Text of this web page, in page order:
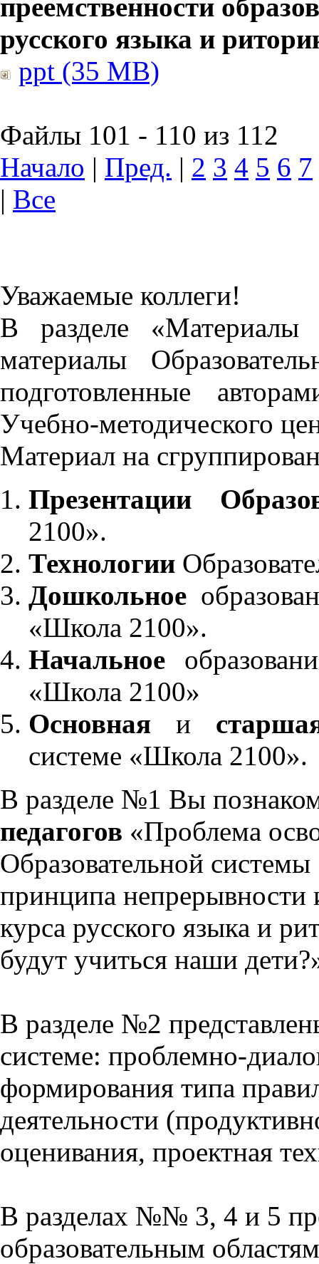
преемственности
русского языка и
ppt (35 MB)
Файлы 101 - 110 из 112
Начало | Пред. | 2 3 4 5 6 7
| Все
Уважаемые коллеги!
В разделе «Материалы
материалы
подготовленные
Учебно-методического
Материал на
Презентации
2100».
Технологии
Дошкольное
«Школа 2100».
Начальное
«Школа 2100»
Основнаяи
системе «Школа 2100».
В разделе №1 Вы
педагогов «Проблема
Образовательной
принципа непрерывности
курса русского языка и
будут учиться наши
В разделе №2
системе: проблемно-
формирования типа
деятельности
оценивания, проектная
В разделах №№ 3, 4 и 5
образовательным